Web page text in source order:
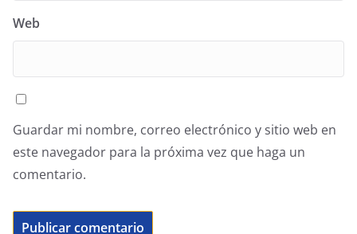
Web
Guardar mi nombre, correo electrónico y sitio web en
este navegador para la próxima vez que haga un
comentario.